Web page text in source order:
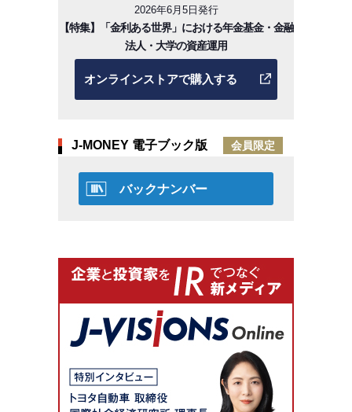
2026年6月5日発行
【特集】「金利ある世界」における年金基金・金融
法人・大学の資産運用
オンラインストアで購入する
J-MONEY 電子ブック版 会員限定
バックナンバー